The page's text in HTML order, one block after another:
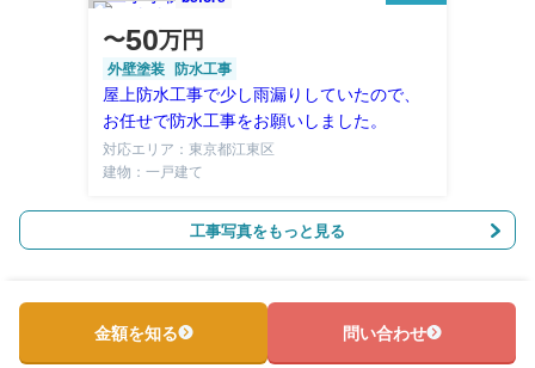
〜50万円
外壁塗装 防水工事
屋上防水工事で少し雨漏りしていたので、
お任せで防水工事をお願いしました。
対応エリア：東京都江東区
建物：一戸建て
工事写真をもっと見る
金額を知る 問い合わせ